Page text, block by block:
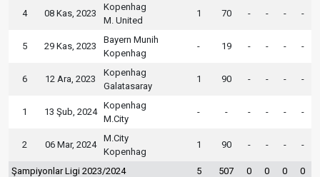
4 08 Kas, 2023
Kopenhag
M. United
1 70 - - - -
5 29 Kas, 2023
Bayern Munih
Kopenhag
- 19 - - - -
6 12 Ara, 2023
Kopenhag
Galatasaray
1 90 - - - -
1 13 Şub, 2024
Kopenhag
M.City
- - - - - -
2 06 Mar, 2024
M.City
Kopenhag
1 90 - - - -
Şampiyonlar Ligi 2023/2024 5 507 0 0 0 0